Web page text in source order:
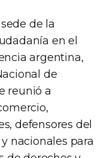
de la
en el
argentina,
de
reunió a
defensores del
nacionales para